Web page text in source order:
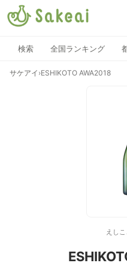
検索 全国ランキング
サケアイ ›ESHIKOTO AWA2018
えし